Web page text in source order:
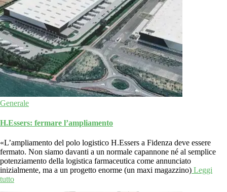
Generale
H.Essers: fermare l’ampliamento
«L’ampliamento del polo logistico H.Essers a Fidenza deve essere
fermato. Non siamo davanti a un normale capannone né al semplice
potenziamento della logistica farmaceutica come annunciato
inizialmente, ma a un progetto enorme (un maxi magazzino) Leggi
tutto